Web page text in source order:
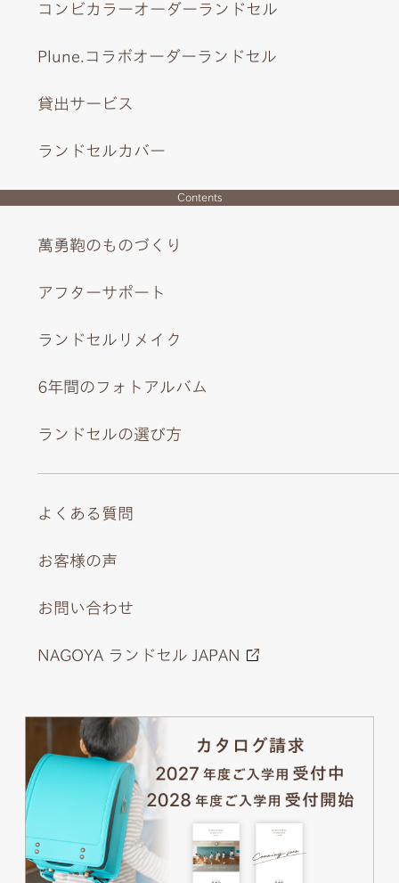
美しさを際立たせるシンプルな内装と、レトロな幾何学模
様のチャーム。
コンビカラーオーダーランドセル
Plune.コラボオーダーランドセル
貸出サービス
ランドセルカバー
Contents
萬勇鞄のものづくり
アフターサポート
ランドセルリメイク
6年間のフォトアルバム
ランドセルの選び方
よくある質問
お客様の声
お問い合わせ
NAGOYA ランドセル JAPAN